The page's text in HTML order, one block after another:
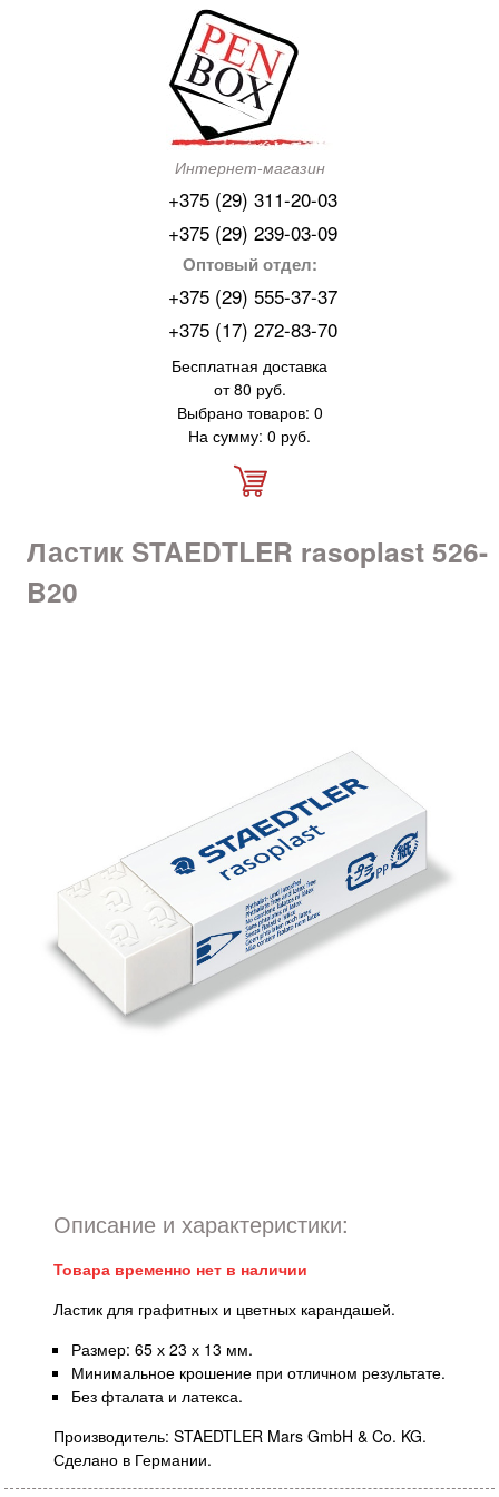
Интернет-магазин
+375 (29) 311-20-03
+375 (29) 239-03-09
Оптовый отдел:
+375 (29) 555-37-37
+375 (17) 272-83-70
Бесплатная доставка
от 80 руб.
Выбрано товаров: 0
На сумму: 0 руб.
Ластик STAEDTLER rasoplast 526-
B20
Описание и характеристики:
Товара временно нет в наличии
Ластик для графитных и цветных карандашей.
Размер: 65 х 23 х 13 мм.
Минимальное крошение при отличном результате.
Без фталата и латекса.
Производитель: STAEDTLER Mars GmbH & Co. KG.
Сделано в Германии.